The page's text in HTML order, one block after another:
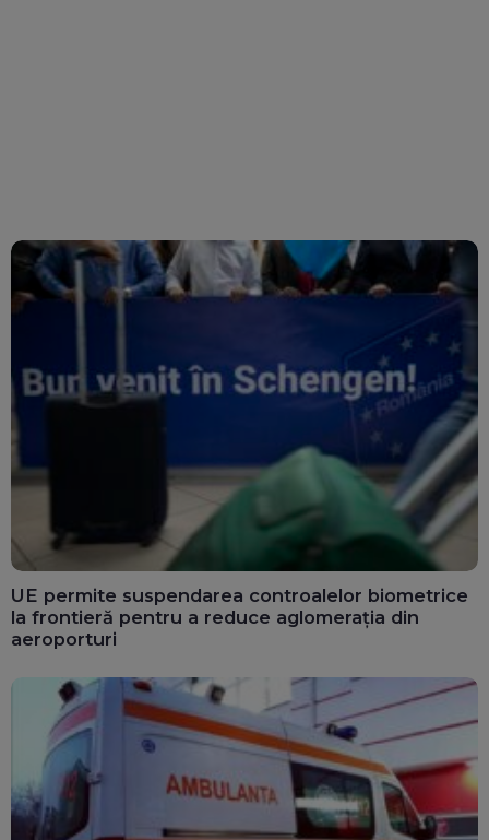
UE permite suspendarea controalelor biometrice
la frontieră pentru a reduce aglomerația din
aeroporturi